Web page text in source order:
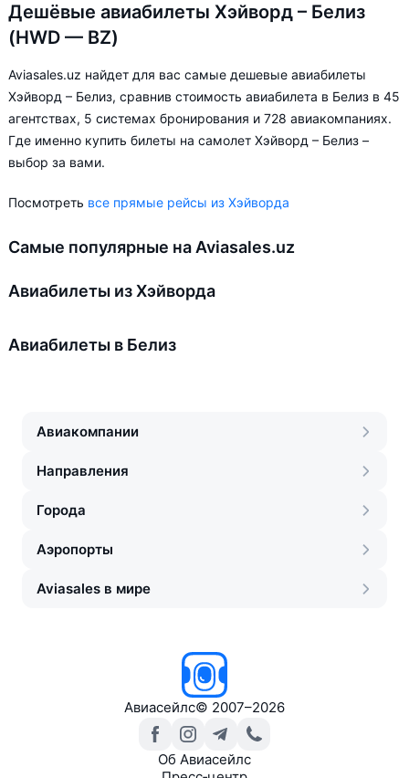
Дешёвые авиабилеты Хэйворд – Белиз
(HWD — BZ)
Aviasales.uz найдет для вас самые дешевые авиабилеты
Хэйворд – Белиз, сравнив стоимость авиабилета в Белиз в 45
агентствах, 5 системах бронирования и 728 авиакомпаниях.
Где именно купить билеты на самолет Хэйворд – Белиз –
выбор за вами.
Посмотреть все прямые рейсы из Хэйворда
Самые популярные на Aviasales.uz
Авиабилеты из Хэйворда
Авиабилеты в Белиз
Авиакомпании
Направления
Города
Аэропорты
Aviasales в мире
Авиасейлс© 2007–2026
Об Авиасейлс